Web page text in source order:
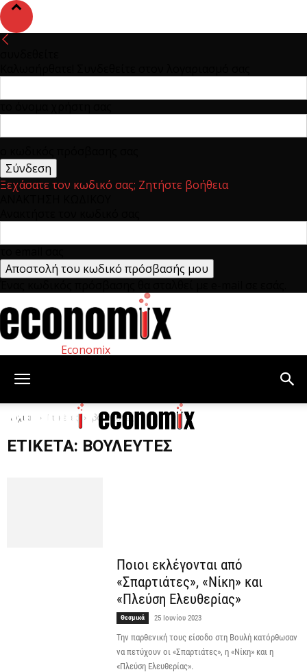
Ξεχάσατε τον κωδικό σας; Ζητήστε βοήθεια
Economix
Αρχική Ετικέτες βουλευτές
ΕΤΙΚΈΤΑ: ΒΟΥΛΕΥΤΈΣ
Ποιοι εκλέγονται από
«Σπαρτιάτες», «Νίκη» και
«Πλεύση Ελευθερίας»
Θεσμικά 25 Ιουνίου 2023
Την παρθενική τους είσοδο στη Βουλή κατόρθωσαν
να πετύχουν οι «Σπαρτιάτες», η «Νίκη» και η
«Πλεύση Ελευθερίας».